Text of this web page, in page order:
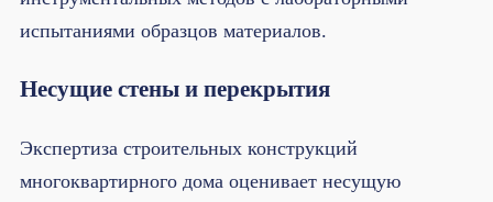
испытаниями образцов материалов.
Несущие стены и перекрытия
Экспертиза строительных конструкций
многоквартирного дома оценивает несущую